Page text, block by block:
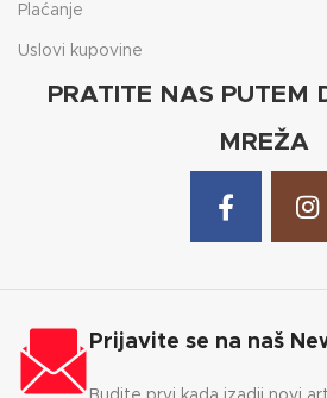
Plaćanje
Uslovi kupovine
PRATITE NAS PUTEM
MREŽA
Prijavite se na naš